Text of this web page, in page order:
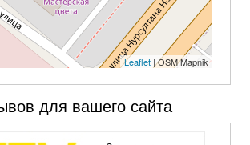
Leaflet| OSM Mapnik
для вашего сайта